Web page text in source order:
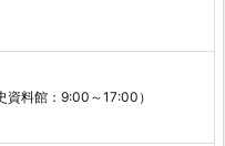
資料館：9:00～17:00）